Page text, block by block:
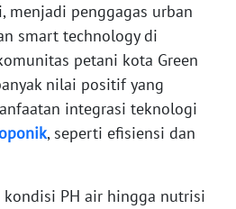
menjadi penggagas urban
smart technology di
petani kota Green
nilai positif yang
integrasi teknologi
, seperti efisiensi dan
PH air hingga nutrisi